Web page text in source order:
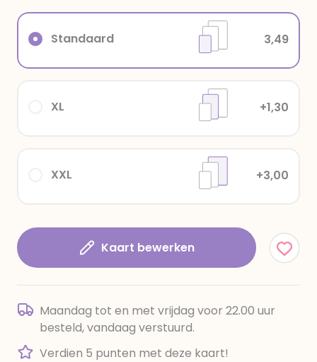
XXL +3,00
XL +1,30
Standaard 3,49
Kaart bewerken
Maandag tot en met vrijdag voor 22.00 uur
besteld, vandaag verstuurd.
Verdien 5 punten met deze kaart!